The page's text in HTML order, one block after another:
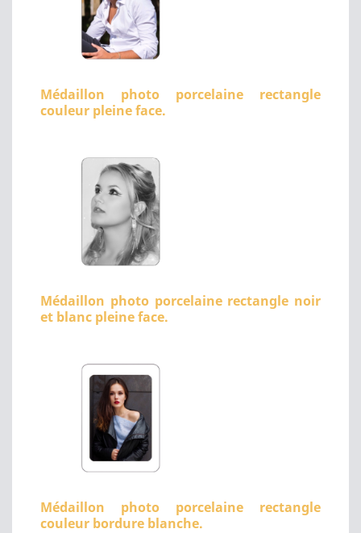
Médaillon photo porcelaine rectangle
couleur pleine face.
Médaillon photo porcelaine rectangle noir
et blanc pleine face.
Médaillon photo porcelaine rectangle
couleur bordure blanche.